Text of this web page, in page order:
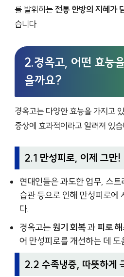
를 발휘하는 전통 한방의 지혜가
습니다.
2.경옥고, 어떤 효능
을까요?
경옥고는 다양한 효능을 가지고
증상에 효과적이라고 알려져 있습
2.1 만성피로, 이제 그만!
현대인들은 과도한 업무, 스
습관 등으로 인해 만성피로에
다.
경옥고는 원기 회복과 피로
어 만성피로를 개선하는 데 도
2.2 수족냉증, 따뜻하게